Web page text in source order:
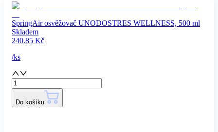
SpringAir osvěžovač UNODOSTRES WELLNESS, 500 ml
Skladem
240.85 Kč
/ks
Do košíku